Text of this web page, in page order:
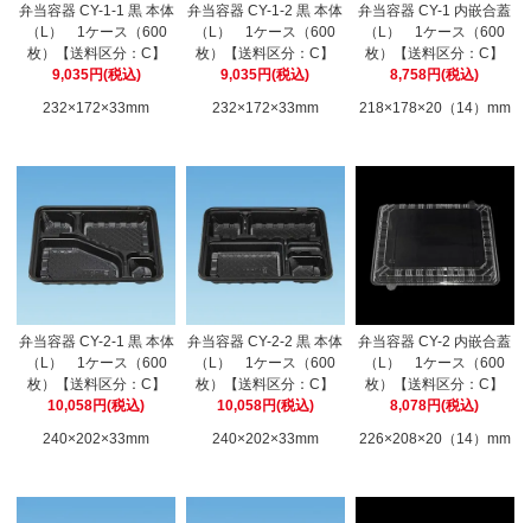
弁当容器 CY-1-1 黒 本体
（L） 1ケース（600
枚）【送料区分：C】
9,035円(税込)
232×172×33mm
弁当容器 CY-1-2 黒 本体
（L） 1ケース（600
枚）【送料区分：C】
9,035円(税込)
232×172×33mm
弁当容器 CY-1 内嵌合蓋
（L） 1ケース（600
枚）【送料区分：C】
8,758円(税込)
218×178×20（14）mm
弁当容器 CY-2-1 黒 本体
（L） 1ケース（600
枚）【送料区分：C】
10,058円(税込)
240×202×33mm
弁当容器 CY-2-2 黒 本体
（L） 1ケース（600
枚）【送料区分：C】
10,058円(税込)
240×202×33mm
弁当容器 CY-2 内嵌合蓋
（L） 1ケース（600
枚）【送料区分：C】
8,078円(税込)
226×208×20（14）mm